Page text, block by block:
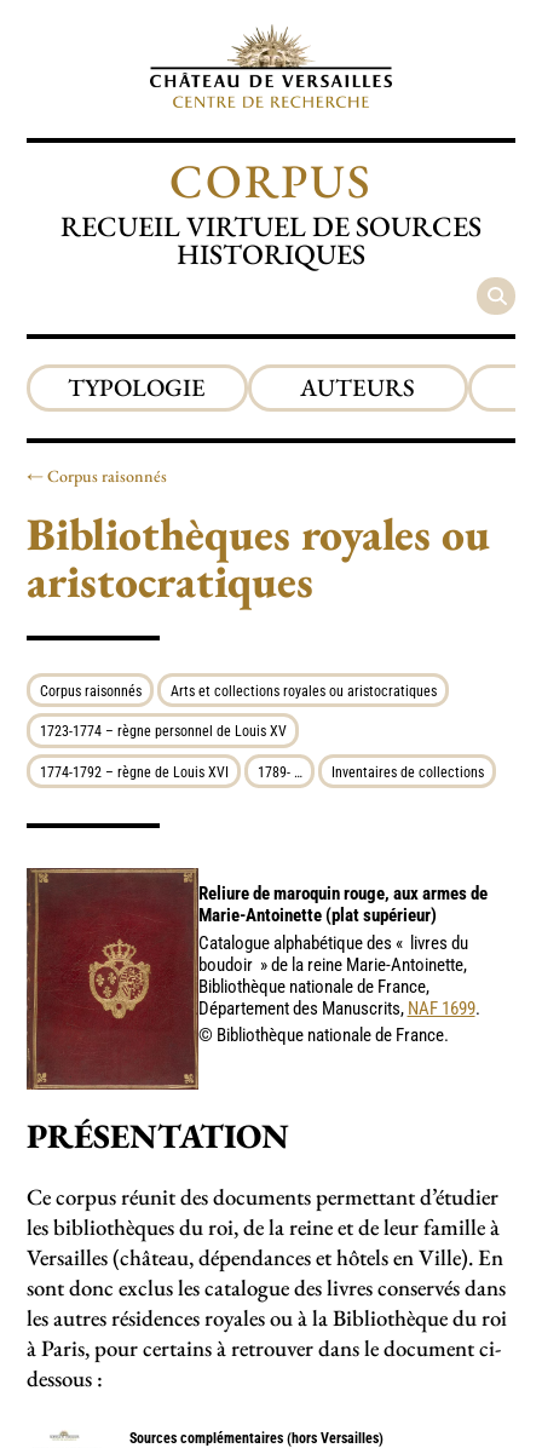
CORPUS
RECUEIL VIRTUEL DE SOURCES
HISTORIQUES
TYPOLOGIE AUTEURS
Corpus raisonnés
Bibliothèques royales ou
aristocratiques
Corpus raisonnés Arts et collections royales ou aristocratiques
1723-1774 – règne personnel de Louis XV
1774-1792 – règne de Louis XVI 1789- … Inventaires de collections
Reliure de maroquin rouge, aux armes de
Marie-Antoinette (plat supérieur)
Catalogue alphabétique des « livres du
boudoir » de la reine Marie-Antoinette,
Bibliothèque nationale de France,
Département des Manuscrits, NAF 1699.
© Bibliothèque nationale de France.
PRÉSENTATION
Ce corpus réunit des documents permettant d’étudier
les bibliothèques du roi, de la reine et de leur famille à
Versailles (château, dépendances et hôtels en Ville). En
sont donc exclus les catalogue des livres conservés dans
les autres résidences royales ou à la Bibliothèque du roi
à Paris, pour certains à retrouver dans le document ci-
dessous :
Sources complémentaires (hors Versailles)